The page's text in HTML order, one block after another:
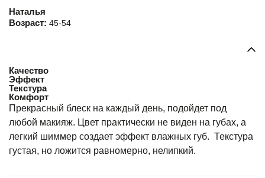
Наталья
Возраст: 45-54
Качество
Эффект
Текстура
Комфорт
Прекрасный блеск на каждый день, подойдет под
любой макияж. Цвет практически не виден на губах, а
легкий шиммер создает эффект влажных губ. Текстура
густая, но ложится равномерно, нелипкий.